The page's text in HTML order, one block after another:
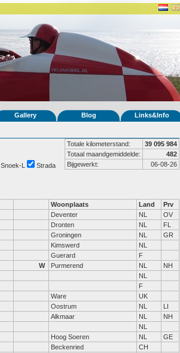
Gallery Blog Links&Info
Totale kilometerstand:
39 095 984
Totaal maandgemiddelde:
482
Bijgewerkt:
06-08-26
Snoek-L Strada
Woonplaats Land
Prv
Deventer NL
OV
Dronten NL
FL
Groningen NL
GR
Kimswerd
NL
Guerard
F
W Purmerend NL
NH
NL
F
Ware
UK
Oostrum NL
LI
Alkmaar NL
NH
NL
Hoog Soeren NL
GE
Beckenried
CH